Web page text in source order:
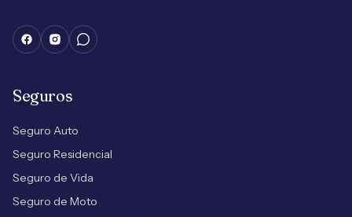
Seguros
Seguro Auto
Seguro Residencial
Seguro de Vida
Seguro de Moto